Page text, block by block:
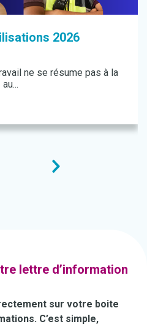
2026
ne se résume pas à la
lettre d’information
sur votre boite
C’est simple,